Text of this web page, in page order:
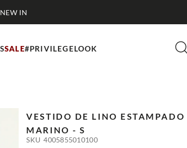
IN
SALE#PRIVILEGELOOK
VESTIDO DE LINO ESTAMPADO
MARINO - S
SKU 4005855010100